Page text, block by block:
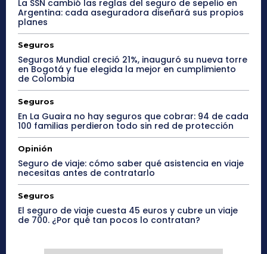
La SSN cambió las reglas del seguro de sepelio en
Argentina: cada aseguradora diseñará sus propios
planes
Seguros
Seguros Mundial creció 21%, inauguró su nueva torre
en Bogotá y fue elegida la mejor en cumplimiento
de Colombia
Seguros
En La Guaira no hay seguros que cobrar: 94 de cada
100 familias perdieron todo sin red de protección
Opinión
Seguro de viaje: cómo saber qué asistencia en viaje
necesitas antes de contratarlo
Seguros
El seguro de viaje cuesta 45 euros y cubre un viaje
de 700. ¿Por qué tan pocos lo contratan?